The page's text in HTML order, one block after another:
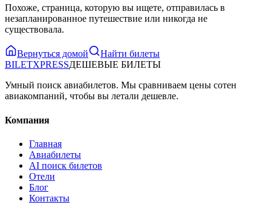
Похоже, страница, которую вы ищете, отправилась в
незапланированное путешествие или никогда не
существовала.
Вернуться домой
Найти билеты
BILETXPRESSДЕШЕВЫЕ БИЛЕТЫ
Умный поиск авиабилетов. Мы сравниваем цены сотен
авиакомпаний, чтобы вы летали дешевле.
Компания
Главная
Авиабилеты
AI поиск билетов
Отели
Блог
Контакты